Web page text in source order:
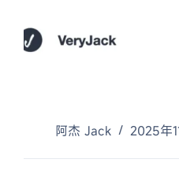
阿杰 Jack 2025年